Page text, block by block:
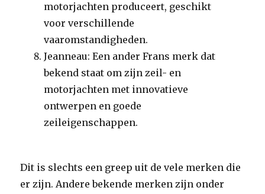
motorjachten produceert, geschikt
voor verschillende
vaaromstandigheden.
Jeanneau: Een ander Frans merk dat
bekend staat om zijn zeil- en
motorjachten met innovatieve
ontwerpen en goede
zeileigenschappen.
Dit is slechts een greep uit de vele merken die
er zijn. Andere bekende merken zijn onder